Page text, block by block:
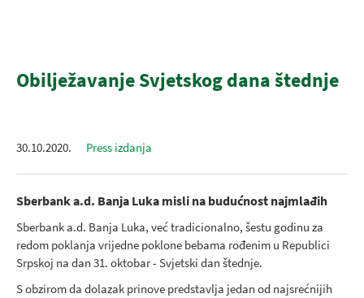
Obilježavanje Svjetskog dana štednje
30.10.2020. Press izdanja
Sberbank a.d. Banja Luka misli na budućnost najmlađih
Sberbank a.d. Banja Luka, već tradicionalno, šestu godinu za
redom poklanja vrijedne poklone bebama rođenim u Republici
Srpskoj na dan 31. oktobar - Svjetski dan štednje.
S obzirom da dolazak prinove predstavlja jedan od najsrećnijih